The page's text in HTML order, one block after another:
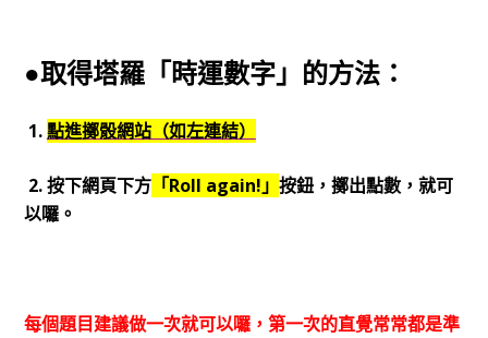
●取得塔羅「時運數字」的方法：
1.點進擲骰網站（如左連結）
2. 按下網頁下方「Roll again!」 按鈕，擲出點數，就可
以囉。
每個題目建議做一次就可以囉，第一次的直覺常常都是準